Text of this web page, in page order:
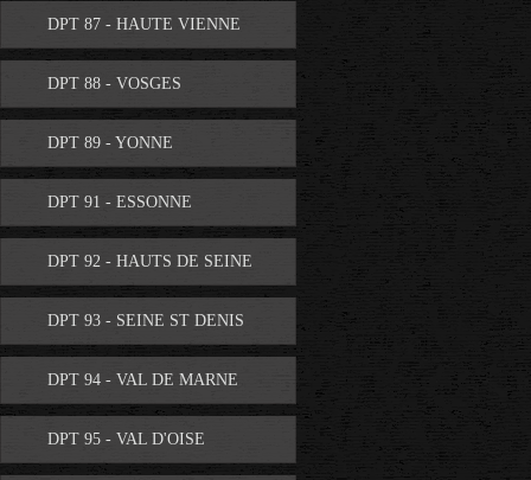
DPT 87 - HAUTE VIENNE
DPT 88 - VOSGES
DPT 89 - YONNE
DPT 91 - ESSONNE
DPT 92 - HAUTS DE SEINE
DPT 93 - SEINE ST DENIS
DPT 94 - VAL DE MARNE
DPT 95 - VAL D'OISE